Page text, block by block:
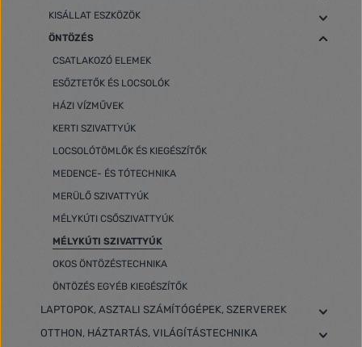
KISÁLLAT ESZKÖZÖK
ÖNTÖZÉS
CSATLAKOZÓ ELEMEK
ESŐZTETŐK ÉS LOCSOLÓK
HÁZI VÍZMŰVEK
KERTI SZIVATTYÚK
LOCSOLÓTÖMLŐK ÉS KIEGÉSZÍTŐK
MEDENCE- ÉS TÓTECHNIKA
MERÜLŐ SZIVATTYÚK
MÉLYKÚTI CSŐSZIVATTYÚK
MÉLYKÚTI SZIVATTYÚK
OKOS ÖNTÖZÉSTECHNIKA
ÖNTÖZÉS EGYÉB KIEGÉSZÍTŐK
LAPTOPOK, ASZTALI SZÁMÍTÓGÉPEK, SZERVEREK
OTTHON, HÁZTARTÁS, VILÁGÍTÁSTECHNIKA